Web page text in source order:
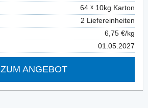
64
10kg Karton
2 Liefereinheiten
6,75 €/kg
01.05.2027
ZUM ANGEBOT